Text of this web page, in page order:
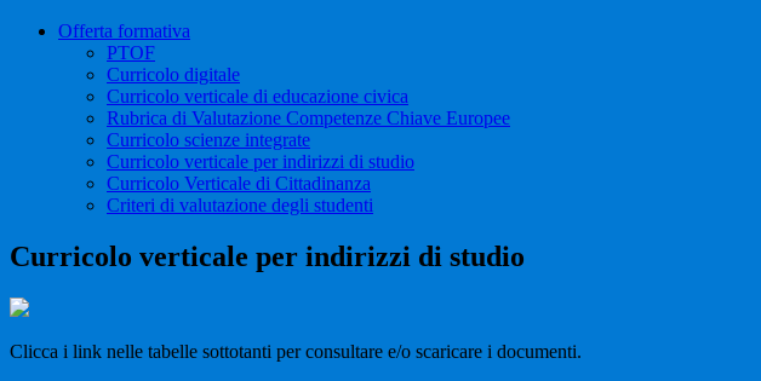
Offerta formativa
PTOF
Curricolo digitale
Curricolo verticale di educazione civica
Rubrica di Valutazione Competenze Chiave Europee
Curricolo scienze integrate
Curricolo verticale per indirizzi di studio
Curricolo Verticale di Cittadinanza
Criteri di valutazione degli studenti
Curricolo verticale per indirizzi di studio
Clicca i link nelle tabelle sottotanti per consultare e/o scaricare i documenti.